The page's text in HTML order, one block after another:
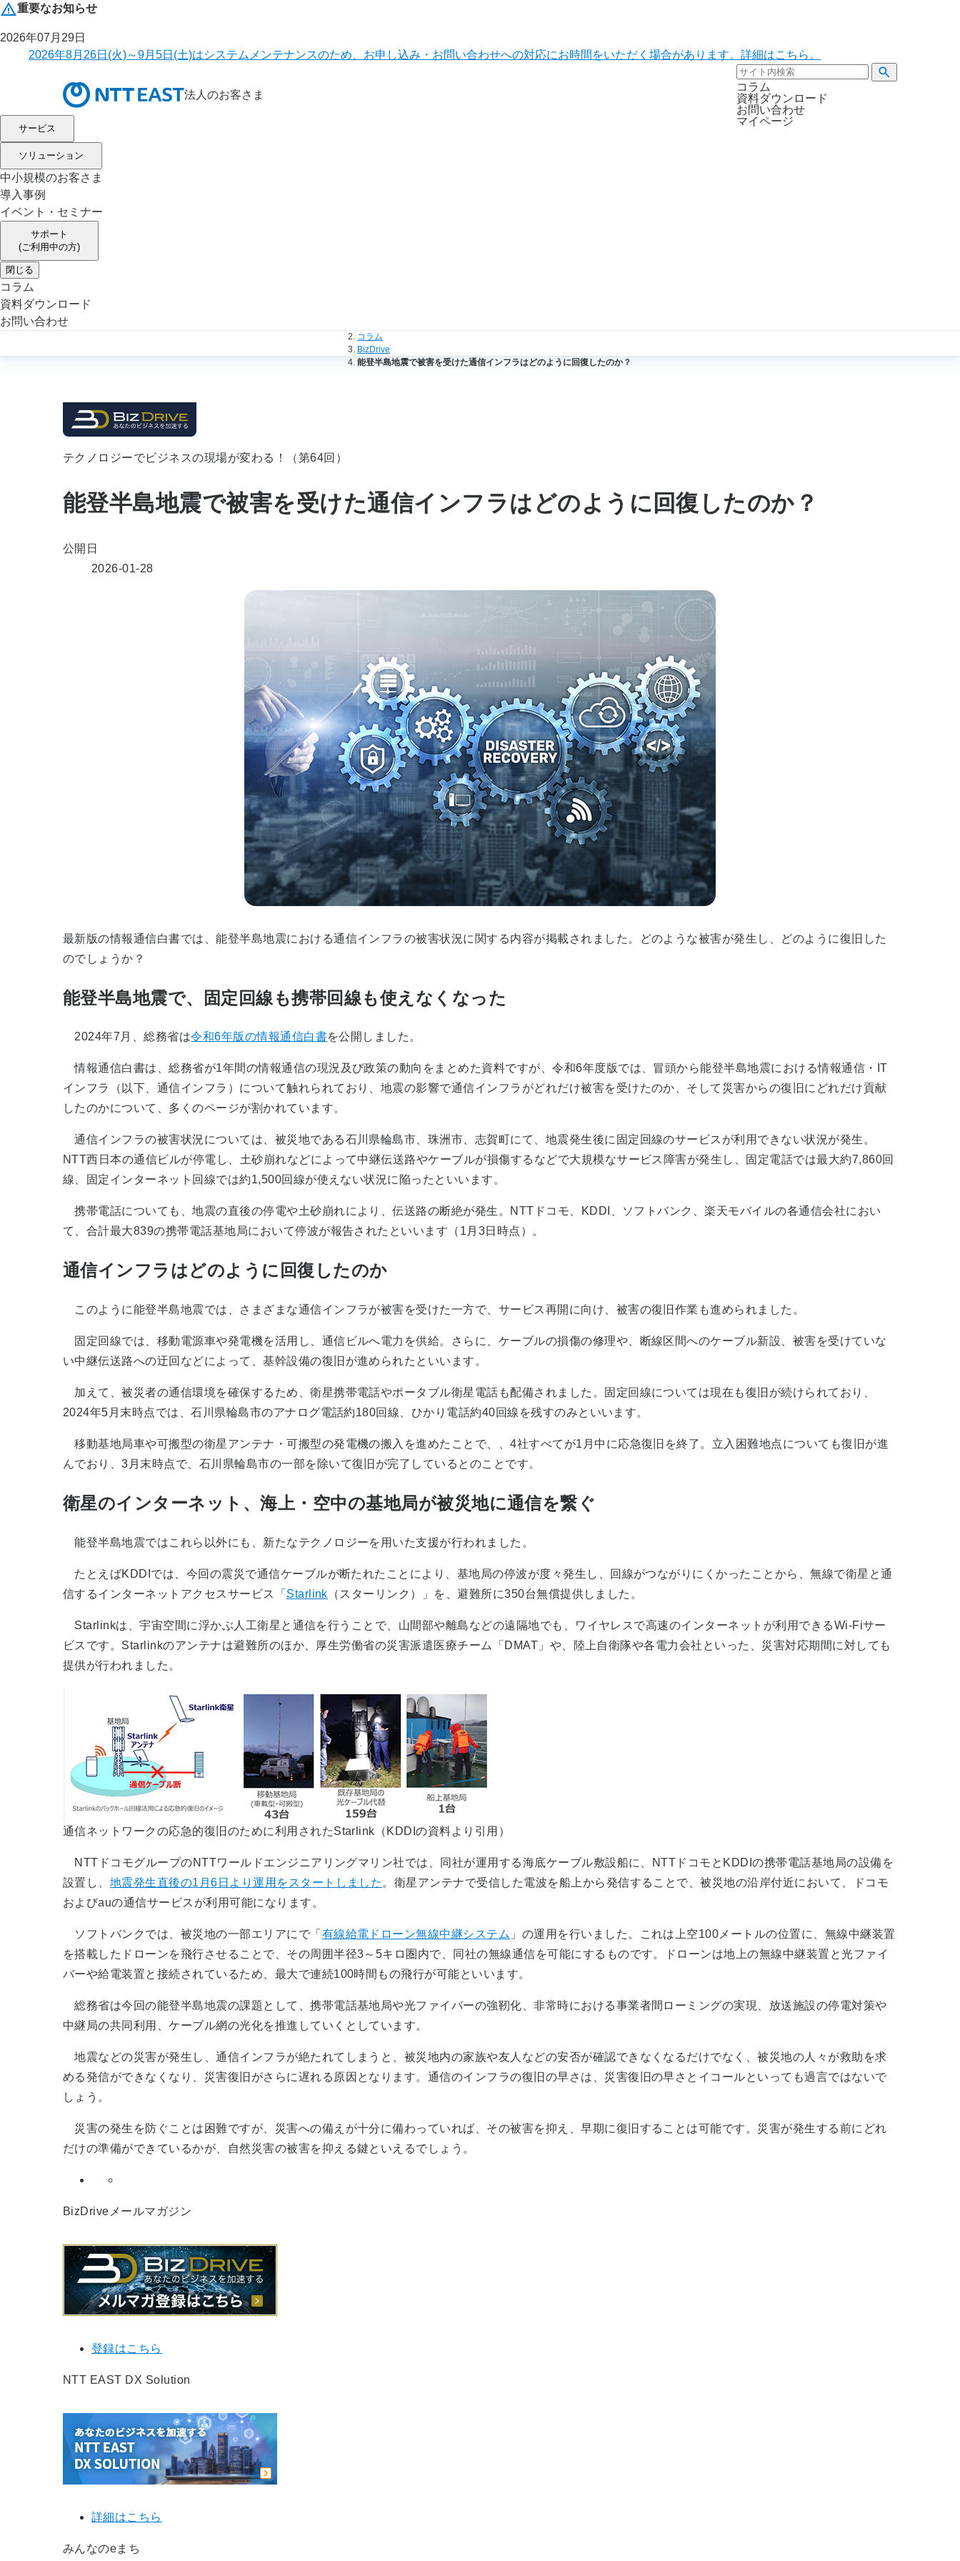
重要なお知らせ
2026年07月29日
2026年8月26日(火)～9月5日(土)はシステムメンテナンスのため、お申し込み・お問い合わせへの対応にお時間をいただく場合があります。詳細はこちら。
法人のお客さま
コラム
資料ダウンロード
お問い合わせ
マイページ
サービス
ソリューション
中小規模のお客さま
導入事例
イベント・セミナー
サポート
(ご利用中の方)
閉じる
コラム
資料ダウンロード
お問い合わせ
コラム
BizDrive
能登半島地震で被害を受けた通信インフラはどのように回復したのか？
テクノロジーでビジネスの現場が変わる！（第64回）
能登半島地震で被害を受けた通信インフラはどのように回復したのか？
公開日
2026-01-28
最新版の情報通信白書では、能登半島地震における通信インフラの被害状況に関する内容が掲載されました。どのような被害が発生し、どのように復旧した
のでしょうか？
能登半島地震で、固定回線も携帯回線も使えなくなった
2024年7月、総務省は令和6年版の情報通信白書を公開しました。
情報通信白書は、総務省が1年間の情報通信の現況及び政策の動向をまとめた資料ですが、令和6年度版では、冒頭から能登半島地震における情報通信・IT
インフラ（以下、通信インフラ）について触れられており、地震の影響で通信インフラがどれだけ被害を受けたのか、そして災害からの復旧にどれだけ貢献
したのかについて、多くのページが割かれています。
通信インフラの被害状況については、被災地である石川県輪島市、珠洲市、志賀町にて、地震発生後に固定回線のサービスが利用できない状況が発生。
NTT西日本の通信ビルが停電し、土砂崩れなどによって中継伝送路やケーブルが損傷するなどで大規模なサービス障害が発生し、固定電話では最大約7,860回
線、固定インターネット回線では約1,500回線が使えない状況に陥ったといいます。
携帯電話についても、地震の直後の停電や土砂崩れにより、伝送路の断絶が発生。NTTドコモ、KDDI、ソフトバンク、楽天モバイルの各通信会社におい
て、合計最大839の携帯電話基地局において停波が報告されたといいます（1月3日時点）。
通信インフラはどのように回復したのか
このように能登半島地震では、さまざまな通信インフラが被害を受けた一方で、サービス再開に向け、被害の復旧作業も進められました。
固定回線では、移動電源車や発電機を活用し、通信ビルへ電力を供給。さらに、ケーブルの損傷の修理や、断線区間へのケーブル新設、被害を受けていな
い中継伝送路への迂回などによって、基幹設備の復旧が進められたといいます。
加えて、被災者の通信環境を確保するため、衛星携帯電話やポータブル衛星電話も配備されました。固定回線については現在も復旧が続けられており、
2024年5月末時点では、石川県輪島市のアナログ電話約180回線、ひかり電話約40回線を残すのみといいます。
移動基地局車や可搬型の衛星アンテナ・可搬型の発電機の搬入を進めたことで、、4社すべてが1月中に応急復旧を終了。立入困難地点についても復旧が進
んでおり、3月末時点で、石川県輪島市の一部を除いて復旧が完了しているとのことです。
衛星のインターネット、海上・空中の基地局が被災地に通信を繋ぐ
能登半島地震ではこれら以外にも、新たなテクノロジーを用いた支援が行われました。
たとえばKDDIでは、今回の震災で通信ケーブルが断たれたことにより、基地局の停波が度々発生し、回線がつながりにくかったことから、無線で衛星と通
信するインターネットアクセスサービス「 Starlink （スターリンク）」を、避難所に350台無償提供しました。
Starlinkは、宇宙空間に浮かぶ人工衛星と通信を行うことで、山間部や離島などの遠隔地でも、ワイヤレスで高速のインターネットが利用できるWi-Fiサー
ビスです。Starlinkのアンテナは避難所のほか、厚生労働省の災害派遣医療チーム「DMAT」や、陸上自衛隊や各電力会社といった、災害対応期間に対しても
提供が行われました。
通信ネットワークの応急的復旧のために利用されたStarlink（KDDIの資料より引用）
NTTドコモグループのNTTワールドエンジニアリングマリン社では、同社が運用する海底ケーブル敷設船に、NTTドコモとKDDIの携帯電話基地局の設備を
設置し、 地震発生直後の1月6日より運用をスタートしました 。衛星アンテナで受信した電波を船上から発信することで、被災地の沿岸付近において、ドコモ
およびauの通信サービスが利用可能になります。
ソフトバンクでは、被災地の一部エリアにで「 有線給電ドローン無線中継システム 」の運用を行いました。これは上空100メートルの位置に、無線中継装置
を搭載したドローンを飛行させることで、その周囲半径3～5キロ圏内で、同社の無線通信を可能にするものです。ドローンは地上の無線中継装置と光ファイ
バーや給電装置と接続されているため、最大で連続100時間もの飛行が可能といいます。
総務省は今回の能登半島地震の課題として、携帯電話基地局や光ファイバーの強靭化、非常時における事業者間ローミングの実現、放送施設の停電対策や
中継局の共同利用、ケーブル網の光化を推進していくとしています。
地震などの災害が発生し、通信インフラが絶たれてしまうと、被災地内の家族や友人などの安否が確認できなくなるだけでなく、被災地の人々が救助を求
める発信ができなくなり、災害復旧がさらに遅れる原因となります。通信のインフラの復旧の早さは、災害復旧の早さとイコールといっても過言ではないで
しょう。
災害の発生を防ぐことは困難ですが、災害への備えが十分に備わっていれば、その被害を抑え、早期に復旧することは可能です。災害が発生する前にどれ
だけの準備ができているかが、自然災害の被害を抑える鍵といえるでしょう。
BizDriveメールマガジン
登録はこちら
NTT EAST DX Solution
詳細はこちら
みんなのeまち